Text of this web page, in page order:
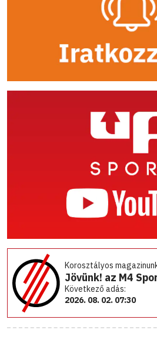
Korosztályos
Jövünk! az M4
Következő adás:
2026. 08. 02. 07:30